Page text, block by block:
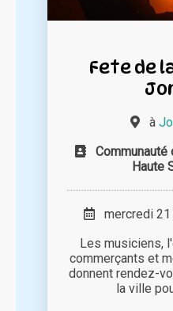
Fete de
à
Communauté
Haute
mercredi 21
Les musiciens,
commerçants et
donnent rendez-
la ville